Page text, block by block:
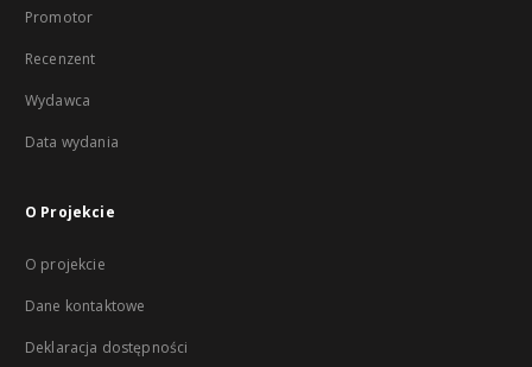
Promotor
Recenzent
Wydawca
Data wydania
O Projekcie
O projekcie
Dane kontaktowe
Deklaracja dostępności